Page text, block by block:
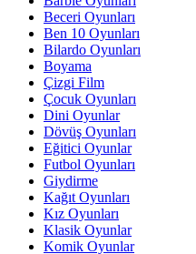
Beceri Oyunları
Ben 10 Oyunları
Bilardo Oyunları
Boyama
Çizgi Film
Çocuk Oyunları
Dini Oyunlar
Dövüş Oyunları
Eğitici Oyunlar
Futbol Oyunları
Giydirme
Kağıt Oyunları
Kız Oyunları
Klasik Oyunlar
Komik Oyunlar